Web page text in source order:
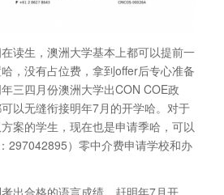
读生，澳洲大学基本上都可以提前一
，没有占位费，拿到offer后专心准备
三四月份澳洲大学出CON COE政
以无缝衔接明年7月的开学哈。对于
案的学生，现在也是申请季哈，可以
297042895）零中介费申请学校和办
出合格的语言成绩，赶明年7月开